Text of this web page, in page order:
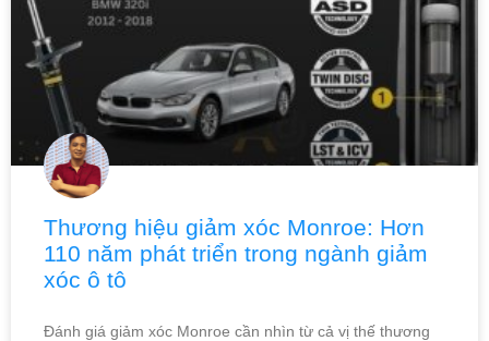
Thương hiệu giảm xóc Monroe: Hơn
110 năm phát triển trong ngành giảm
xóc ô tô
Đánh giá giảm xóc Monroe cần nhìn từ cả vị thế thương